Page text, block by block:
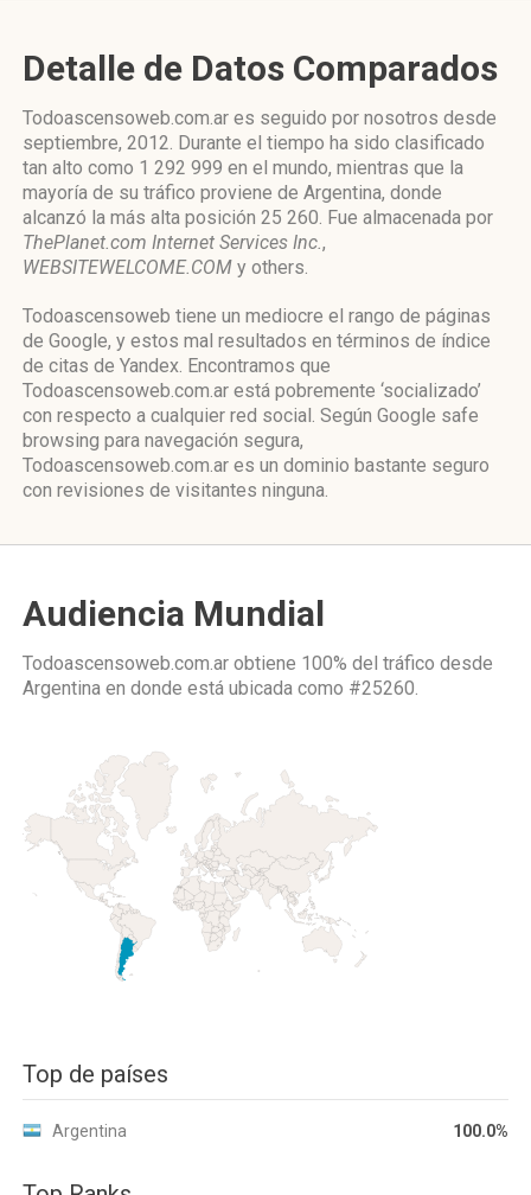
Detalle de Datos Comparados
Todoascensoweb.com.ar es seguido por nosotros desde
septiembre, 2012. Durante el tiempo ha sido clasificado
tan alto como 1 292 999 en el mundo, mientras que la
mayoría de su tráfico proviene de Argentina, donde
alcanzó la más alta posición 25 260. Fue almacenada por
ThePlanet.com Internet Services Inc.,
WEBSITEWELCOME.COM y others.
Todoascensoweb tiene un mediocre el rango de páginas
de Google, y estos mal resultados en términos de índice
de citas de Yandex. Encontramos que
Todoascensoweb.com.ar está pobremente ‘socializado’
con respecto a cualquier red social. Según Google safe
browsing para navegación segura,
Todoascensoweb.com.ar es un dominio bastante seguro
con revisiones de visitantes ninguna.
Audiencia Mundial
Todoascensoweb.com.ar obtiene 100% del tráfico desde
Argentina en donde está ubicada como #25260.
Top de países
Argentina 100.0%